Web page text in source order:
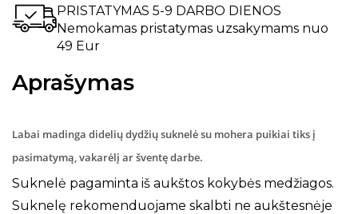
PRISTATYMAS 5-9 DARBO DIENOS
Nemokamas pristatymas uzsakymams nuo
49 Eur
Aprašymas
Labai madinga didelių dydžių suknelė su mohera puikiai tiks į
pasimatymą, vakarėlį ar šventę darbe.
Suknelė pagaminta iš aukštos kokybės medžiagos.
Suknelę rekomenduojame skalbti ne aukštesnėje